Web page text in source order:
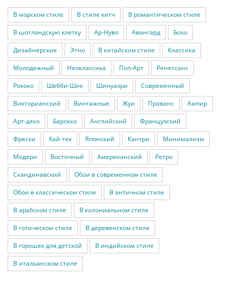
В морском стиле В стиле китч В романтическом стиле
В шотландскую клетку Ар-Нуво Авангард Бохо
Дизайнерские Этно В китайском стиле Классика
Молодежный Неоклассика Поп-Арт Ренессанс
Рококо Шебби-Шик Шинуазри Современный
Викторианский Винтажные Жуи Прованс Ампир
Арт-деко Барокко Английский Французский
Фрески Хай-тек Японский Кантри Минимализм
Модерн Восточный Американский Ретро
Скандинавский Обои в современном стиле
Обои в классическом стиле В античном стиле
В арабском стиле В колониальном стиле
В готическом стиле В деревенском стиле
В горошек для детской В индийском стиле
В итальянском стиле